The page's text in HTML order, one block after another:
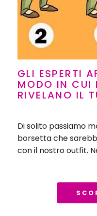
GLI ESPERTI
MODO IN CUI
RIVELANO IL
Di solito passiamo
borsetta che
con il nostro outfit.